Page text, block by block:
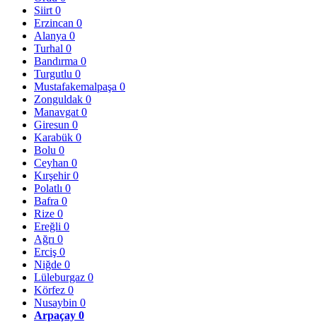
Siirt 0
Erzincan 0
Alanya 0
Turhal 0
Bandırma 0
Turgutlu 0
Mustafakemalpaşa 0
Zonguldak 0
Manavgat 0
Giresun 0
Karabük 0
Bolu 0
Ceyhan 0
Kırşehir0
Polatlı 0
Bafra 0
Rize 0
Ereğli 0
Ağrı 0
Erciş 0
Niğde 0
Lüleburgaz 0
Körfez 0
Nusaybin 0
Arpaçay 0